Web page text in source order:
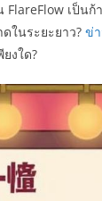
FlareFlow เป็น
ในระยะยาว? ข่
งใด?